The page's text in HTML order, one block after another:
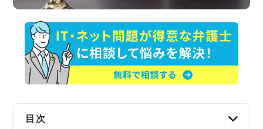
債権回収
IT・ネット
企業法務
目次